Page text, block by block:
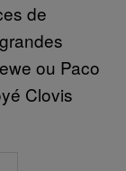
de
ou Paco
Clovis